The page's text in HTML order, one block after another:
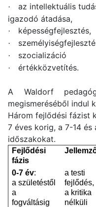
·
az intellektuális
igazodó átadása,
· képességfejlesztés,
·
· szocializáció
· értékközvetítés.
A Waldorf
megismeréséből indul
Három fejlődési fázist
7 éves korig, a 7-14
időszakokat.
Fejlődési
fázis
0-7 év:
a születéstől
a
fogváltásig
a testi
fejlődés,
a kritika
nélküli